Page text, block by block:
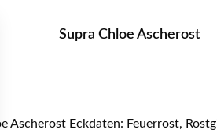
Supra Chloe Ascherost